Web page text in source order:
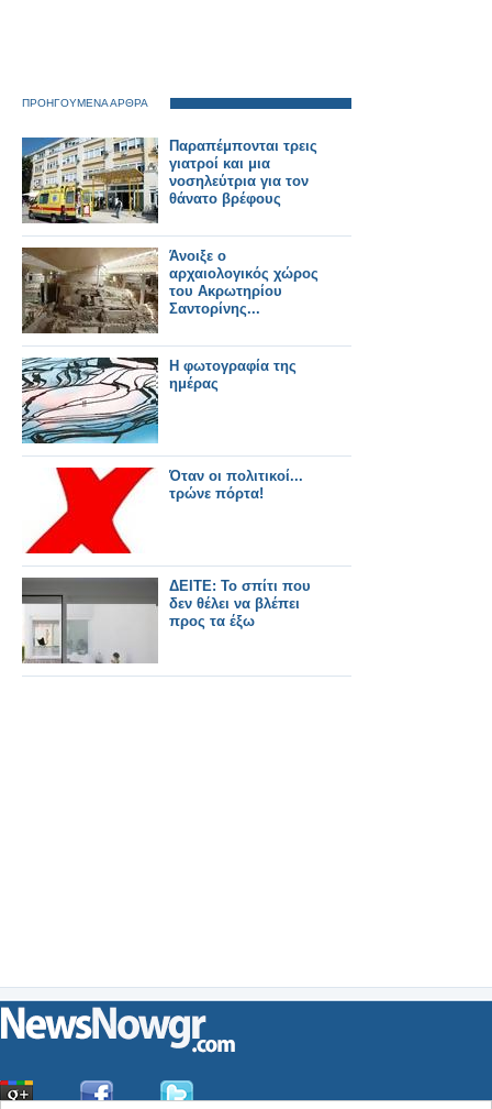
ΠΡΟΗΓΟΥΜΕΝΑ ΑΡΘΡΑ
Παραπέμπονται τρεις
γιατροί και μια
νοσηλεύτρια για τον
θάνατο βρέφους
Άνοιξε ο
αρχαιολογικός χώρος
του Ακρωτηρίου
Σαντορίνης...
Η φωτογραφία της
ημέρας
Όταν οι πολιτικοί...
τρώνε πόρτα!
ΔΕΙΤΕ: Το σπίτι που
δεν θέλει να βλέπει
προς τα έξω